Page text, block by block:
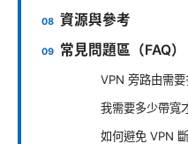
資源與參考
常見問題區（FAQ）
VPN 旁路由需要
我需要多少帶寬
如何避免 VPN